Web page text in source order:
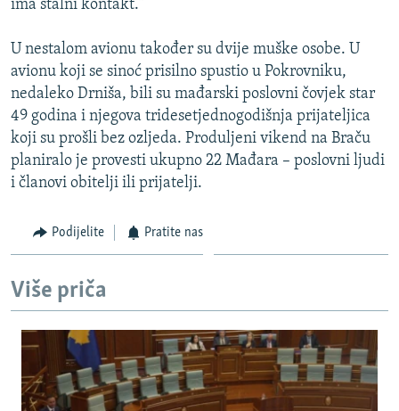
ima stalni kontakt.“
U nestalom avionu također su dvije muške osobe. U
avionu koji se sinoć prisilno spustio u Pokrovniku,
nedaleko Drniša, bili su mađarski poslovni čovjek star
49 godina i njegova tridesetjednogodišnja prijateljica
koji su prošli bez ozljeda. Produljeni vikend na Braču
planiralo je provesti ukupno 22 Mađara – poslovni ljudi
i članovi obitelji ili prijatelji.
Podijelite Pratite nas
Više priča